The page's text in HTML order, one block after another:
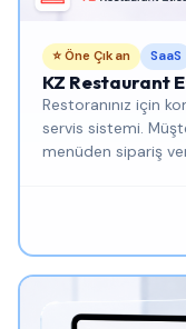
⭐ Öne Çıkan SaaS
KZ Restaurant
Restoranınız için
servis sistemi.
menüden sipariş